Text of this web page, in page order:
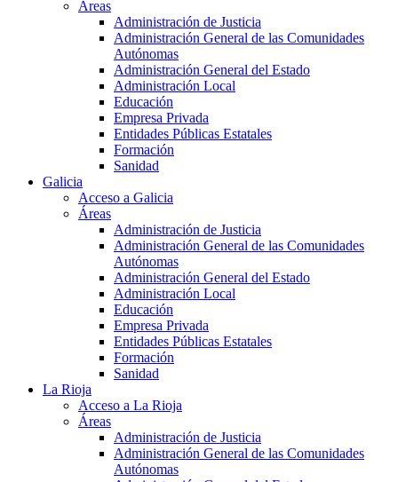
Áreas
Administración de Justicia
Administración General de las Comunidades
Autónomas
Administración General del Estado
Administración Local
Educación
Empresa Privada
Entidades Públicas Estatales
Formación
Sanidad
Galicia
Acceso a Galicia
Áreas
Administración de Justicia
Administración General de las Comunidades
Autónomas
Administración General del Estado
Administración Local
Educación
Empresa Privada
Entidades Públicas Estatales
Formación
Sanidad
La Rioja
Acceso a La Rioja
Áreas
Administración de Justicia
Administración General de las Comunidades
Autónomas